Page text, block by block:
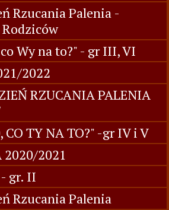
Rzucania Palenia -
Wy na to?" - gr III, VI
2022
RZUCANIA PALENIA
CO TY NA TO?" -gr IV i V
2020/2021
gr. II
Rzucania Palenia